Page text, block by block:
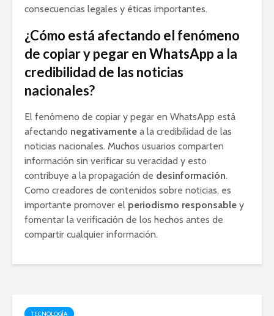
consecuencias legales y éticas importantes.
¿Cómo está afectando el fenómeno
de copiar y pegar en WhatsApp a la
credibilidad de las noticias
nacionales?
El fenómeno de copiar y pegar en WhatsApp está
afectando negativamente a la credibilidad de las
noticias nacionales. Muchos usuarios comparten
información sin verificar su veracidad y esto
contribuye a la propagación de desinformación.
Como creadores de contenidos sobre noticias, es
importante promover el periodismo responsable y
fomentar la verificación de los hechos antes de
compartir cualquier información.
TECNOLOGÍA